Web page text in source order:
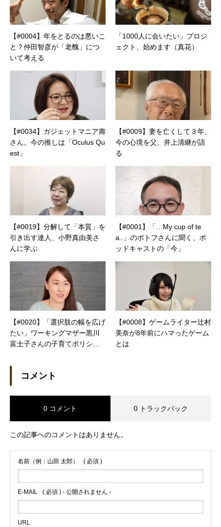
【#0004】年をとるのは悪いこ
と？仲田智彦が「老醜」につ
いて考える
「1000人に会いたい」プロジ
ェクト、始めます（真花）
【#0034】ガジェットマニア壽
さん。今の推しは「Oculus Qu
est」
【#0009】妻を亡くして３年、
今の心境を父、井上清継が語
る
【#0019】分解して「本質」を
引き出す達人、小野真由美さ
んに学ぶ
【#0001】「…My cup of te
a..」のポトフさんに聞く、ポ
ッドキャストの「今」
【#0020】「選択肢の幅を広げ
たい」ワーキングマザー黒川
富士子さんの子育てポリシー
【#0008】ゲームライター辻村
美奈が8年前にハマったゲーム
とは
コメント
0 コメント 0 トラックバック
この記事へのコメントはありません。
名前（例：山田 太郎） ( 必須 )
E-MAIL ( 必須 ) - 公開されません -
URL